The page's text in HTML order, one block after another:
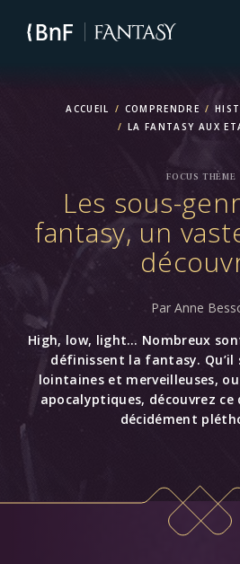
contenu
ACCUEIL COMPRENDRE
LA FANTASY AUX
FOCUS THÈME
Les sous-
fantasy, un
Par Anne
High, low, light… Nombreux
définissent la fantasy. Qu’il
lointaines et merveilleuses,
apocalyptiques, découvrez ce
décidément